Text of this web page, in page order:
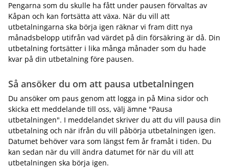
Pengarna som du skulle ha fått under pausen förvaltas av
Kåpan och kan fortsätta att växa. När du vill att
utbetalningarna ska börja igen räknar vi fram ditt nya
månadsbelopp utifrån vad värdet på din försäkring är då. Din
utbetalning fortsätter i lika många månader som du hade
kvar på din utbetalning före pausen.
Så ansöker du om att pausa utbetalningen
Du ansöker om paus genom att logga in på Mina sidor och
skicka ett meddelande till oss, välj ämne "Pausa
utbetalningen". I meddelandet skriver du att du vill pausa din
utbetalning och när ifrån du vill påbörja utbetalningen igen.
Datumet behöver vara som längst fem år framåt i tiden. Du
kan sedan när du vill ändra datumet för när du vill att
utbetalningen ska börja igen.